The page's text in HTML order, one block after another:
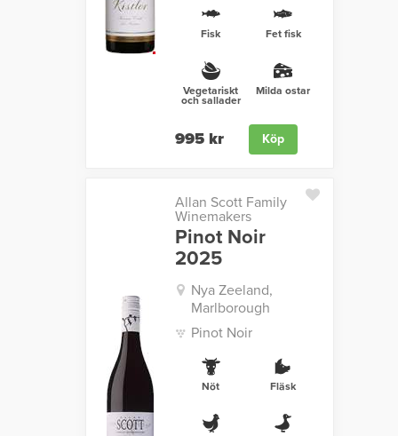
Fisk Fet fisk
Vegetariskt
och sallader
Milda ostar
995 kr Köp
Allan Scott Family
Winemakers
Pinot Noir
2025
Nya Zeeland,
Marlborough
Pinot Noir
Nöt Fläsk